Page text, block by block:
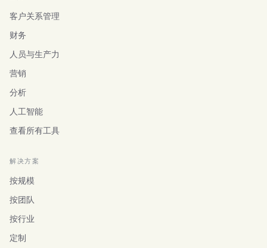
客户关系管理
财务
人员与生产力
营销
分析
人工智能
查看所有工具
解决方案
按规模
按团队
按行业
定制